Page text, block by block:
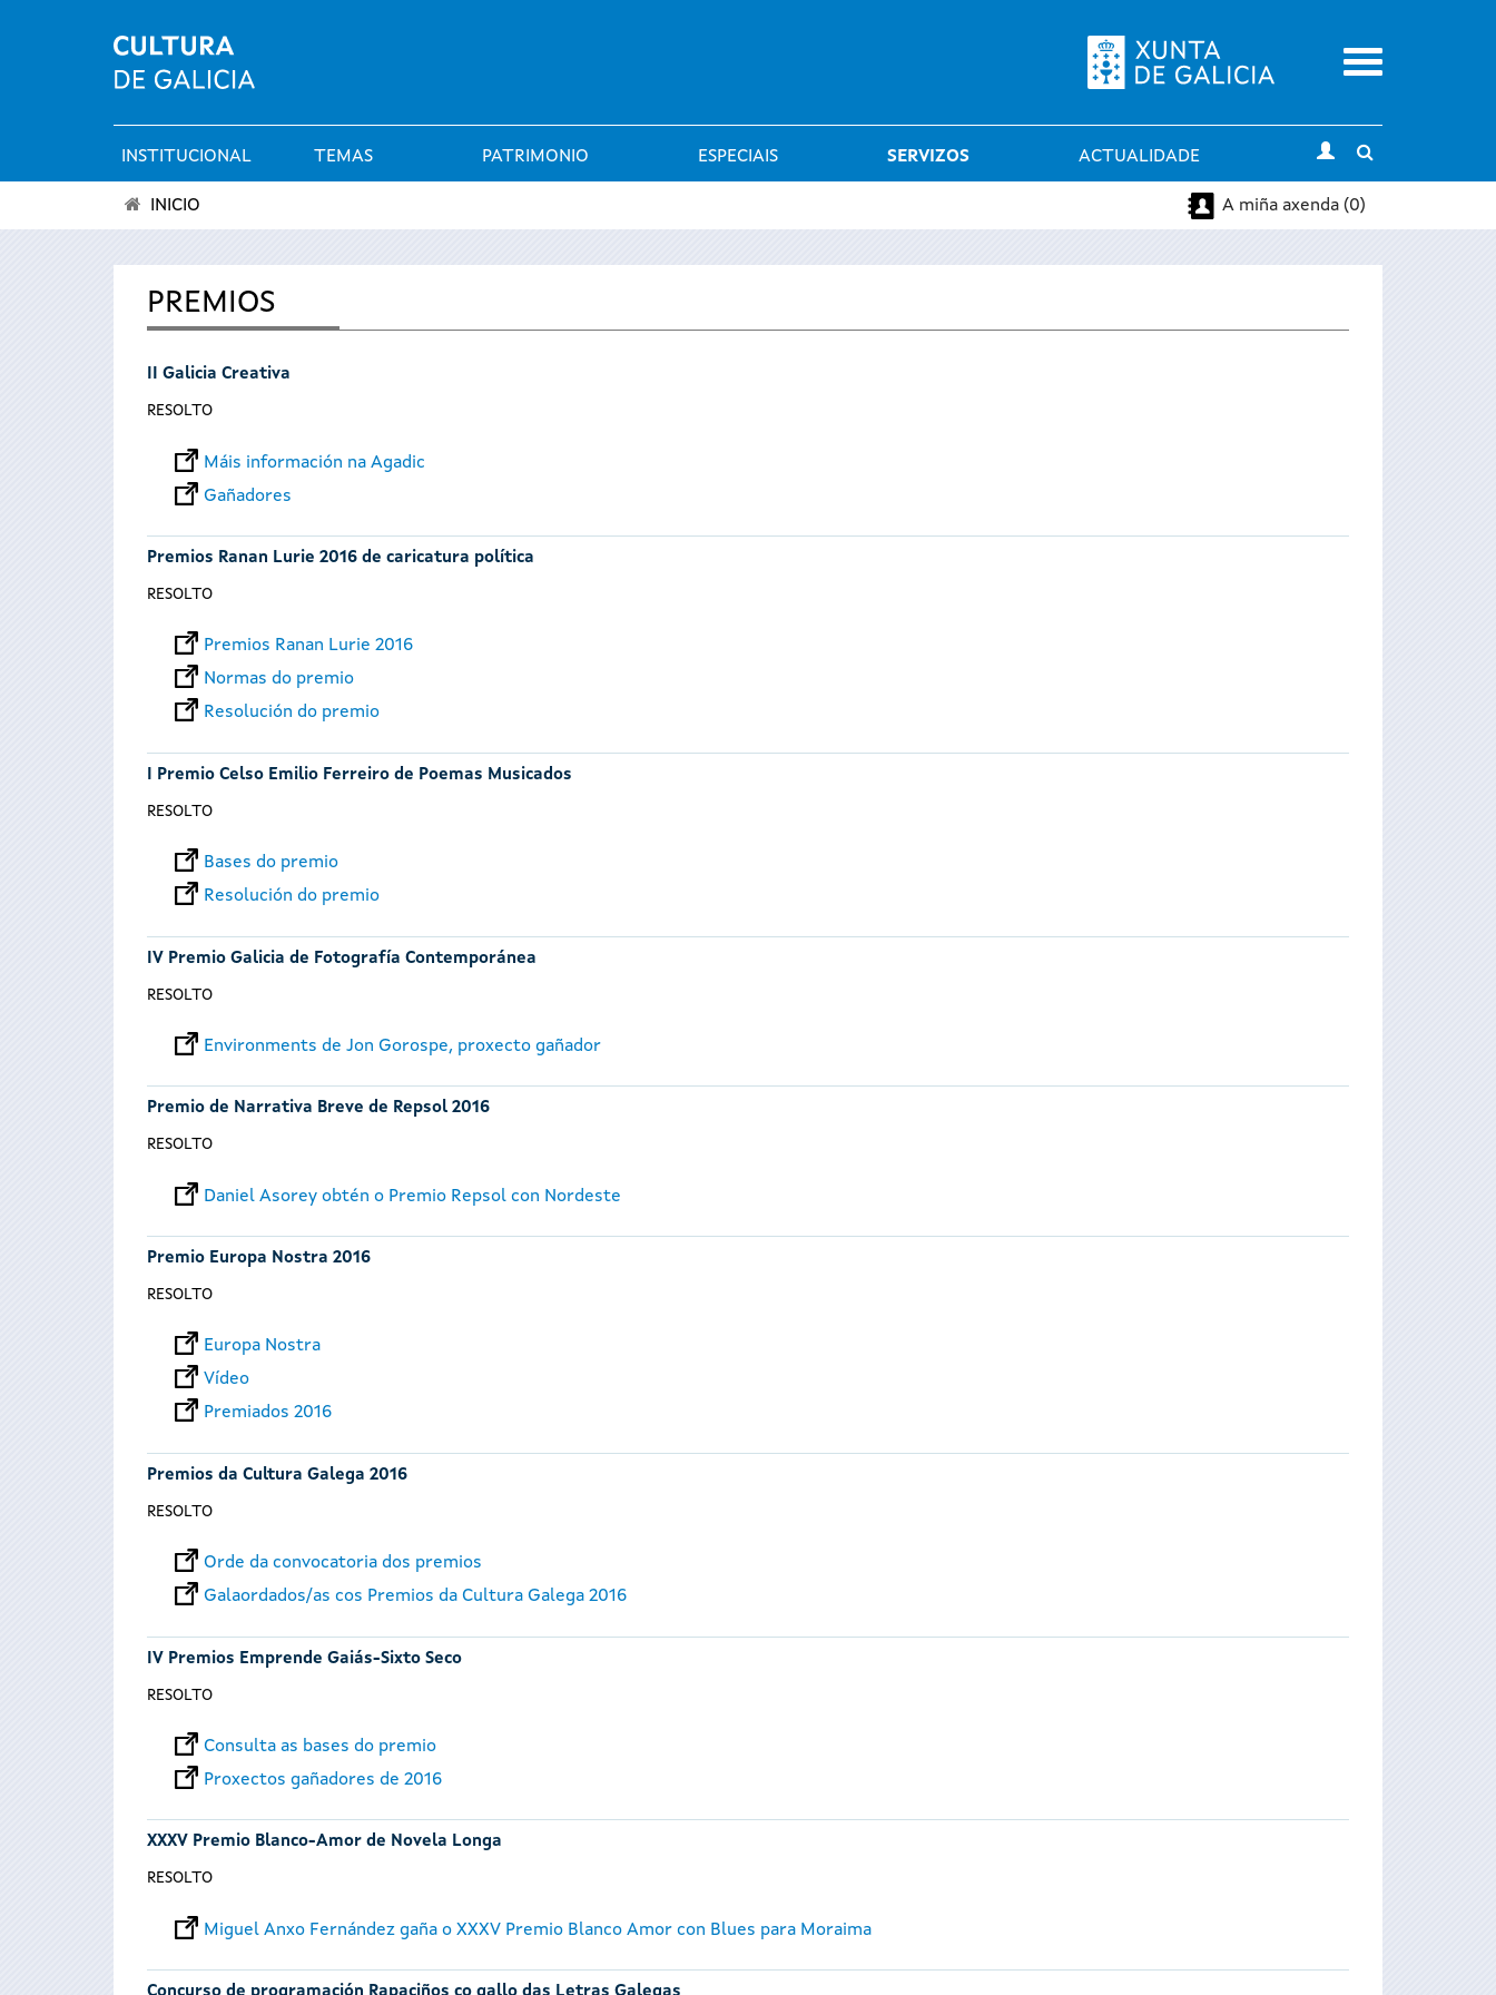
Menu
Menú
principal
INSTITUCIONAL TEMAS PATRIMONIO ESPECIAIS SERVIZOS ACTUALIDADE
search
está
INICIO A miña axenda (0)
PREMIOS
II Galicia Creativa
RESOLTO
Máis información na Agadic
Gañadores
Premios Ranan Lurie 2016 de caricatura política
RESOLTO
Premios Ranan Lurie 2016
Normas do premio
Resolución do premio
I Premio Celso Emilio Ferreiro de Poemas Musicados
RESOLTO
Bases do premio
Resolución do premio
IV Premio Galicia de Fotografía Contemporánea
RESOLTO
Environments de Jon Gorospe, proxecto gañador
Premio de Narrativa Breve de Repsol 2016
RESOLTO
Daniel Asorey obtén o Premio Repsol con Nordeste
Premio Europa Nostra 2016
RESOLTO
Europa Nostra
Vídeo
Premiados 2016
Premios da Cultura Galega 2016
RESOLTO
Orde da convocatoria dos premios
Galaordados/as cos Premios da Cultura Galega 2016
IV Premios Emprende Gaiás-Sixto Seco
RESOLTO
Consulta as bases do premio
Proxectos gañadores de 2016
XXXV Premio Blanco-Amor de Novela Longa
RESOLTO
Miguel Anxo Fernández gaña o XXXV Premio Blanco Amor con Blues para Moraima